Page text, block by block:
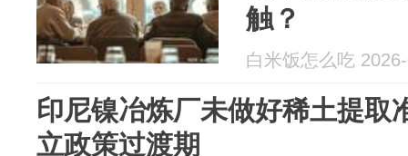
触？
白米饭怎么吃
印尼镍冶炼厂未做好稀土提取
立政策过渡期